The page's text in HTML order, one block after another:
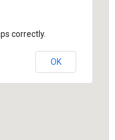
correctly.
OK